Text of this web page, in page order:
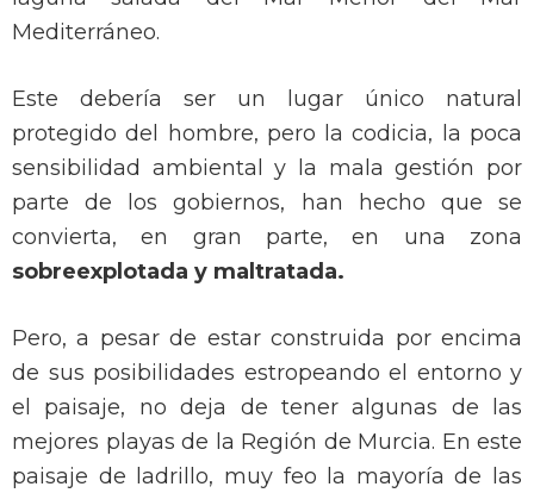
Mediterráneo.
Este debería ser un lugar único natural
protegido del hombre, pero la codicia, la poca
sensibilidad ambiental y la mala gestión por
parte de los gobiernos, han hecho que se
convierta, en gran parte, en una zona
sobreexplotada y maltratada.
Pero, a pesar de estar construida por encima
de sus posibilidades estropeando el entorno y
el paisaje, no deja de tener algunas de las
mejores playas de la Región de Murcia. En este
paisaje de ladrillo, muy feo la mayoría de las